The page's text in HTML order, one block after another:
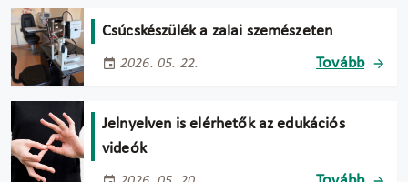
Csúcskészülék a zalai szemészeten
2026. 05. 22. Tovább
Jelnyelven is elérhetők az edukációs
videók